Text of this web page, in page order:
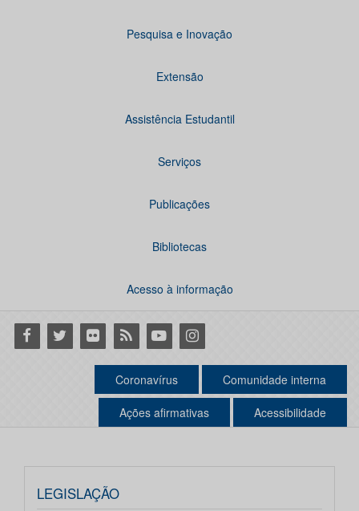
Pesquisa e Inovação
Extensão
Assistência Estudantil
Serviços
Publicações
Bibliotecas
Acesso à informação
Facebook
Twitter Flickr RSS YoutubeInstagram
Coronavírus Comunidade interna
Ações afirmativas Acessibilidade
LEGISLAÇÃO